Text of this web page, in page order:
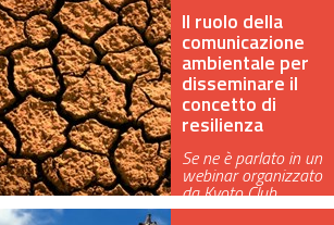
Il ruolo della
comunicazione
ambientale per
disseminare il
concetto di
resilienza
Se ne è parlato in un
webinar organizzato
da Kyoto Club
nell’ambito de…